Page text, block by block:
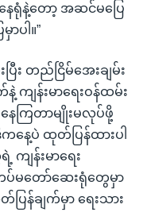
ရုံနဲ့တော့ အဆင်မပြေ
ပါ။”
ြီး တည်ငြိမ်အေးချမ်း
ကျန်းမာရေးဝန်ထမ်း
ကြတာမျိုးမလုပ်ဖို့
ေ့ပဲ ထုတ်ပြန်ထားပါ
ျန်းမာရေး
ပ်မတော်ဆေးရုံတွေမှာ
ချက်မှာ ရေးသား